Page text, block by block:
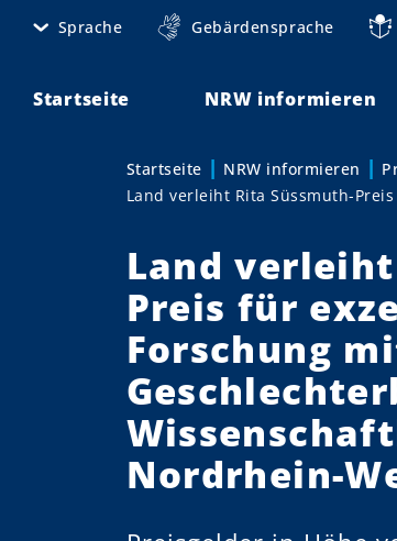
Sprache Gebärdensprache
Startseite NRW informieren
Sie sind hier:
Startseite NRW informieren
Land verleiht Rita Süssmuth-
Land
Preis für
Forschung
Nordrhein-